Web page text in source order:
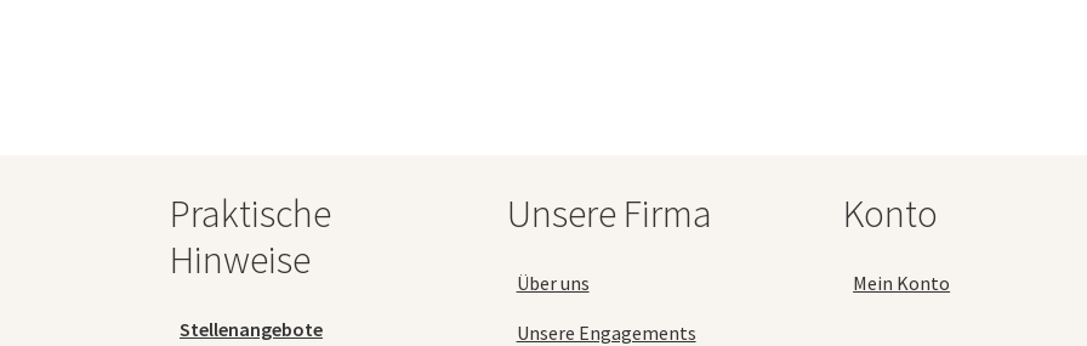
Praktische
Hinweise
Stellenangebote
Unsere Firma
Über uns
Unsere Engagements
Konto
Mein Konto